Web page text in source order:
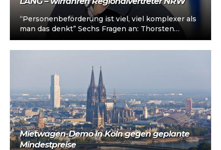
“Personenbeförderung ist viel, viel komplexer als
man das denkt” Sechs Fragen an: Thorsten
Schumacher Thorsten Schumacher ist seit 2021
Geschäftsführer…
Mietwagen-Demo in Köln gegen geplante
Mindestpreise